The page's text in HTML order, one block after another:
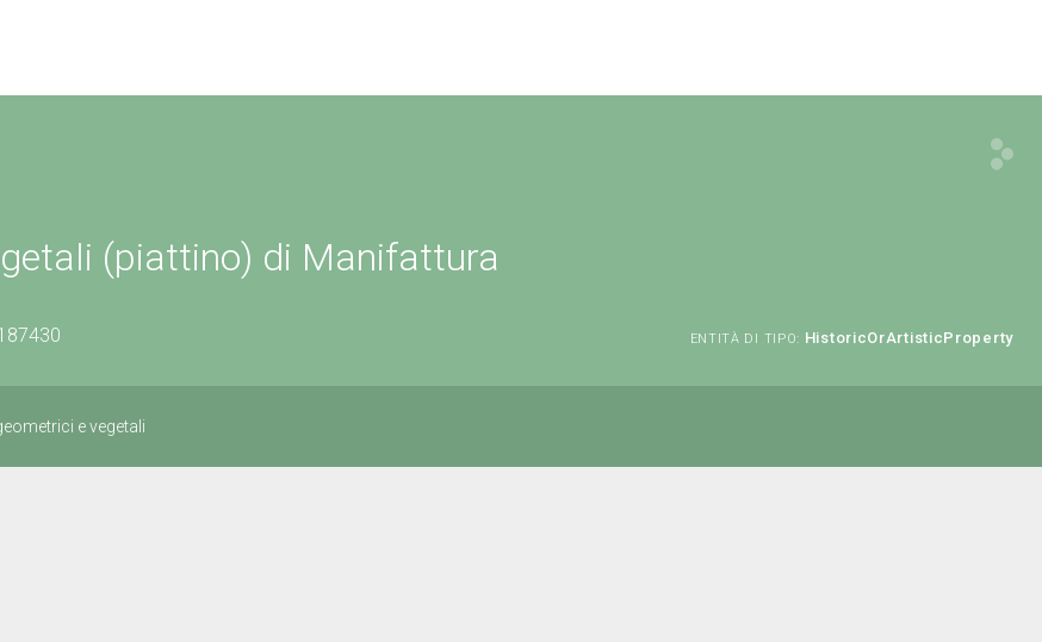
(piattino) di Manifattura
ENTITÀ DI TIPO: HistoricOrArtisticProperty
e vegetali